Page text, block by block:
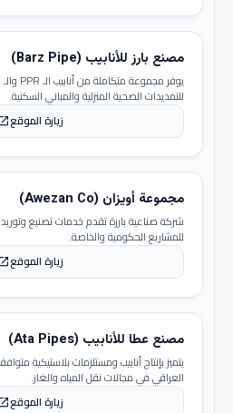
مصنع بارز للأنابيب (Barz Pipe)
للتمديدات الصحية المنزلية والمباني السكنية.
زيارة الموقع
مجموعة أويزان (Awezan Co)
شركة صناعية بارزة تقدم خدمات تصنيع وتوريد
للمشاريع الحكومية والخاصة.
زيارة الموقع
مصنع عطا للأنابيب (Ata Pipes)
يتميز بإنتاج أنابيب ومستلزمات بلاستيكية
العراقي في مجالات نقل المياه والغاز.
زيارة الموقع